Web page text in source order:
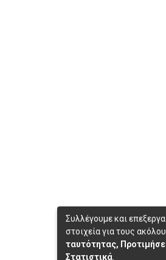
Συλλέγουμε και
στοιχεία για τους
ταυτότητας,
Στατιστικά